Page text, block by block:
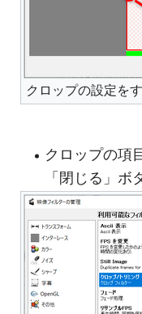
クロップの設定を
クロップの項
「閉じる」ボ